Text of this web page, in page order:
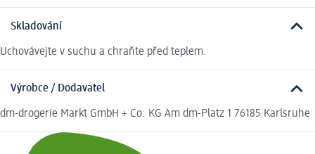
Skladování
Uchovávejte v suchu a chraňte před teplem.
Výrobce / Dodavatel
dm-drogerie Markt GmbH + Co. KG Am dm-Platz 1 76185 Karlsruhe